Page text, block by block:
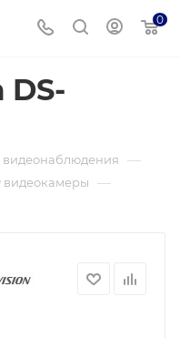
0
видеонаблюдения —
видеокамеры —